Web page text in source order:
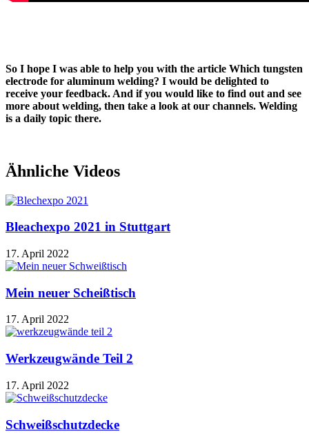
So I hope I was able to help you with the article Which tungsten
electrode for aluminum welding? I would be delighted to
receive your feedback. And if you would like to find out and see
more about welding, then take a look at our channels. Welding
is a daily topic there.
Ähnliche Videos
Bleachexpo 2021 in Stuttgart
17. April 2022
Mein neuer Scheißtisch
17. April 2022
Werkzeugwände Teil 2
17. April 2022
Schweißschutzdecke